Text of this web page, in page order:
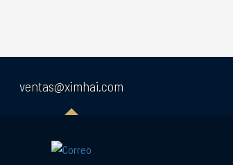
ventas@ximhai.com